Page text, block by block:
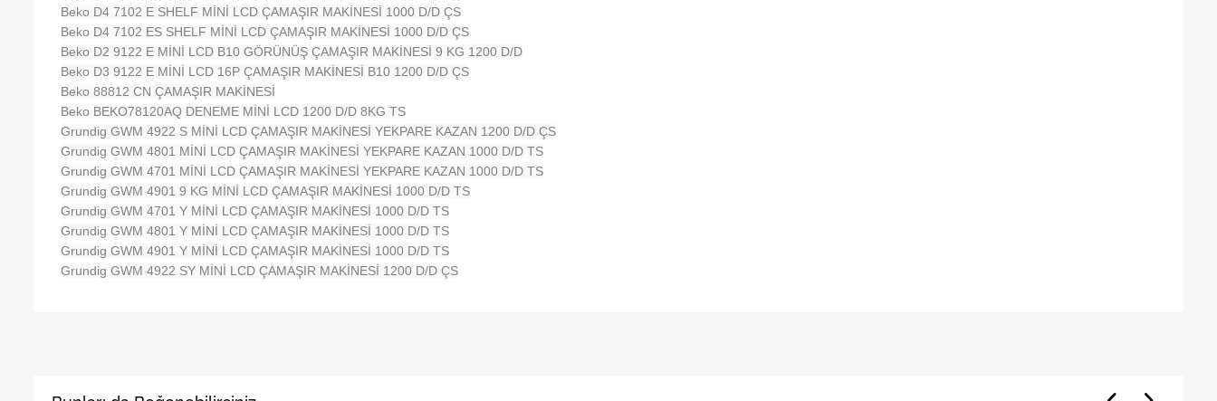
Beko D4 7102 E SHELF MİNİ LCD ÇAMAŞIR MAKİNESİ 1000 D/D ÇS
Beko D4 7102 ES SHELF MİNİ LCD ÇAMAŞIR MAKİNESİ 1000 D/D ÇS
Beko D2 9122 E MİNİ LCD B10 GÖRÜNÜŞ ÇAMAŞIR MAKİNESİ 9 KG 1200 D/D
Beko D3 9122 E MİNİ LCD 16P ÇAMAŞIR MAKİNESİ B10 1200 D/D ÇS
Beko 88812 CN ÇAMAŞIR MAKİNESİ
Beko BEKO78120AQ DENEME MİNİ LCD 1200 D/D 8KG TS
Grundig GWM 4922 S MİNİ LCD ÇAMAŞIR MAKİNESİ YEKPARE KAZAN 1200 D/D ÇS
Grundig GWM 4801 MİNİ LCD ÇAMAŞIR MAKİNESİ YEKPARE KAZAN 1000 D/D TS
Grundig GWM 4701 MİNİ LCD ÇAMAŞIR MAKİNESİ YEKPARE KAZAN 1000 D/D TS
Grundig GWM 4901 9 KG MİNİ LCD ÇAMAŞIR MAKİNESİ 1000 D/D TS
Grundig GWM 4701 Y MİNİ LCD ÇAMAŞIR MAKİNESİ 1000 D/D TS
Grundig GWM 4801 Y MİNİ LCD ÇAMAŞIR MAKİNESİ 1000 D/D TS
Grundig GWM 4901 Y MİNİ LCD ÇAMAŞIR MAKİNESİ 1000 D/D TS
Grundig GWM 4922 SY MİNİ LCD ÇAMAŞIR MAKİNESİ 1200 D/D ÇS